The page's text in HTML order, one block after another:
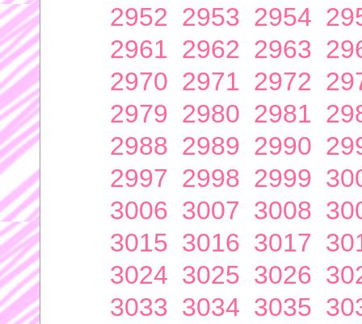
2952 2953 2954
2961 2962 2963
2970 2971 2972
2979 2980 2981
2988 2989 2990
2997 2998 2999
3006 3007 3008
3015 3016 3017
3024 3025 3026
3033 3034 3035